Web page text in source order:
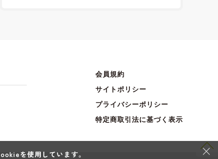
会員規約
サイトポリシー
プライバシーポリシー
特定商取引法に基づく表示
×
を使用しています。